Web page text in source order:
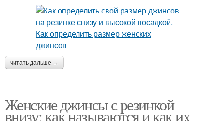
читать дальше →
Женские джинсы с резинкой
внизу: как называются и как их